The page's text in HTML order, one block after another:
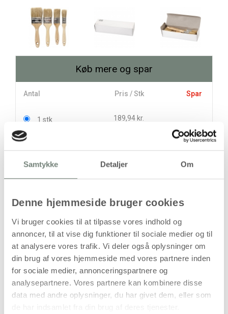
Samtykke Detaljer Om
Denne hjemmeside bruger cookies
Vi bruger cookies til at tilpasse vores indhold og
annoncer, til at vise dig funktioner til sociale medier og til
at analysere vores trafik. Vi deler også oplysninger om
din brug af vores hjemmeside med vores partnere inden
for sociale medier, annonceringspartnere og
analysepartnere. Vores partnere kan kombinere disse
data med andre oplysninger, du har givet dem, eller som
Køb mere og spar
Antal Pris / Stk Spar
1 stk 189,94 kr.
218,63 kr.
189,94
(151,95kr.ekskl. moms)
Leveringsomkostninger
Læg i kurven
Din bestilling er først bindende,
når vi har bekræftet din ordre.